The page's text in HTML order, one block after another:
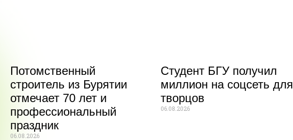
Потомственный
строитель из Бурятии
отмечает 70 лет и
профессиональный
праздник
06.08.2026
Студент БГУ получил
миллион на соцсеть для
творцов
06.08.2026